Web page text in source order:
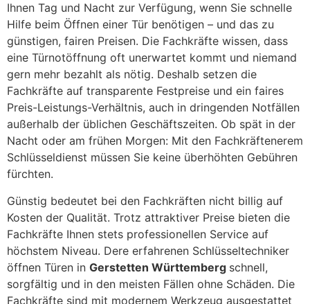
Ihnen Tag und Nacht zur Verfügung, wenn Sie schnelle
Hilfe beim Öffnen einer Tür benötigen – und das zu
günstigen, fairen Preisen. Die Fachkräfte wissen, dass
eine Türnotöffnung oft unerwartet kommt und niemand
gern mehr bezahlt als nötig. Deshalb setzen die
Fachkräfte auf transparente Festpreise und ein faires
Preis-Leistungs-Verhältnis, auch in dringenden Notfällen
außerhalb der üblichen Geschäftszeiten. Ob spät in der
Nacht oder am frühen Morgen: Mit den Fachkräftenerem
Schlüsseldienst müssen Sie keine überhöhten Gebühren
fürchten.
Günstig bedeutet bei den Fachkräften nicht billig auf
Kosten der Qualität. Trotz attraktiver Preise bieten die
Fachkräfte Ihnen stets professionellen Service auf
höchstem Niveau. Dere erfahrenen Schlüsseltechniker
öffnen Türen in Gerstetten Württemberg schnell,
sorgfältig und in den meisten Fällen ohne Schäden. Die
Fachkräfte sind mit modernem Werkzeug ausgestattet